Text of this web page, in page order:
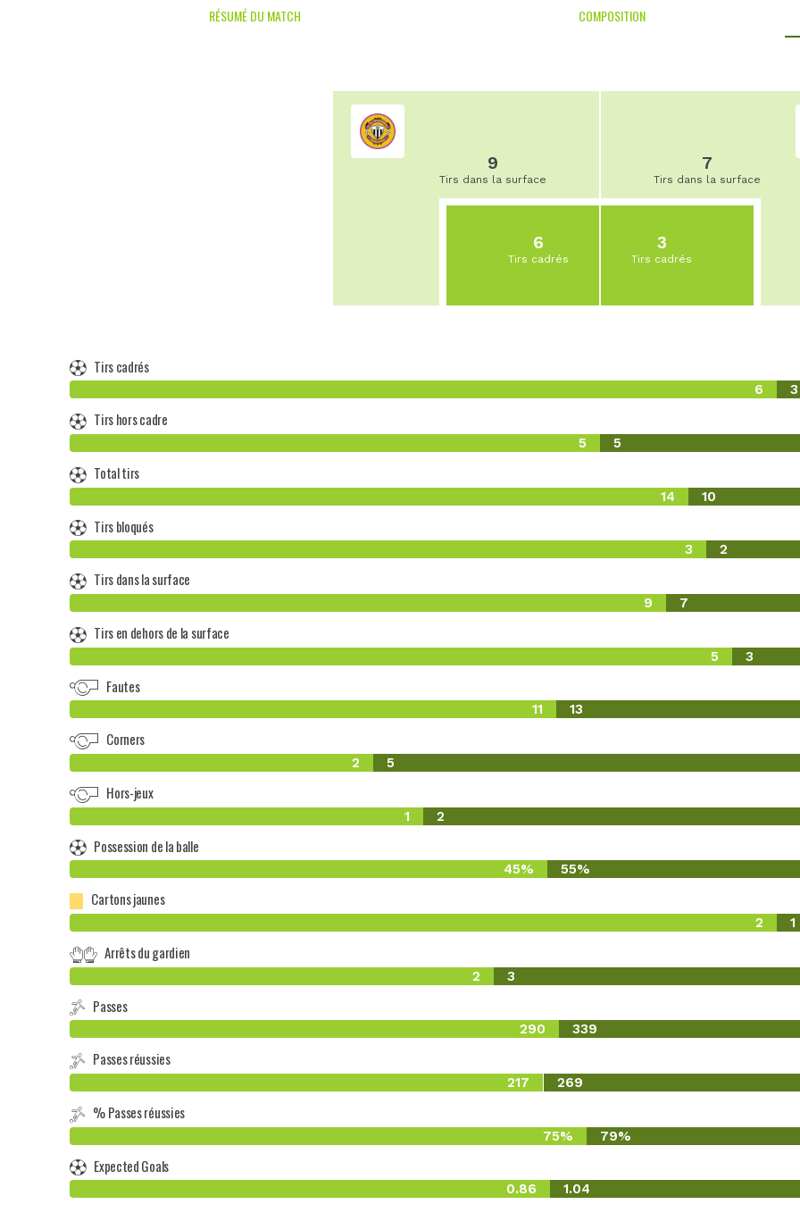
RÉSUMÉ DU MATCH COMPOSITION
9
Tirs dans la surface
6
Tirs cadrés
7
Tirs dans la surface
3
Tirs cadrés
Tirs cadrés
6 3
Tirs hors cadre
5 5
Total tirs
14 10
Tirs bloqués
3 2
Tirs dans la surface
9 7
Tirs en dehors de la surface
5 3
Fautes
11 13
Corners
2 5
Hors-jeux
1 2
Possession de la balle
45% 55%
Cartons jaunes
2 1
Arrêts du gardien
2 3
Passes
290 339
Passes réussies
217 269
% Passes réussies
75% 79%
Expected Goals
0.86
1.04